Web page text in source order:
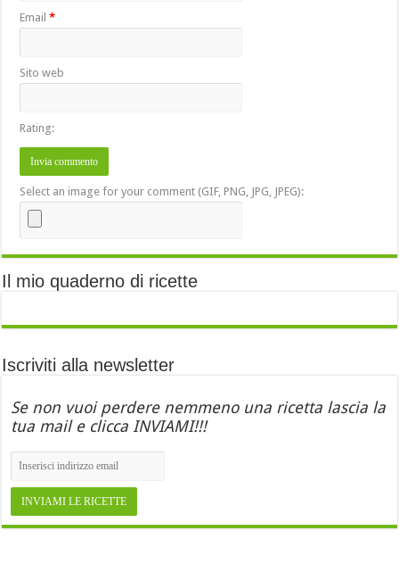
Email*
Sito web
Rating:
Select an image for your comment (GIF, PNG, JPG, JPEG):
Il mio quaderno di ricette
Iscriviti alla newsletter
Se non vuoi perdere nemmeno una ricetta lascia la
tua mail e clicca INVIAMI!!!